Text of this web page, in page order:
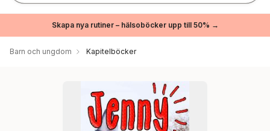
Skapa nya rutiner – hälsoböcker upp till 50% →
Barn och ungdom Kapitelböcker